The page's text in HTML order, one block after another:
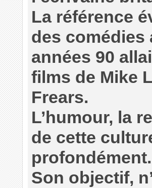
La référence
des comédies
années 90
films de Mike
Frears.
L’humour, la
de cette
profondément.
Son objectif,